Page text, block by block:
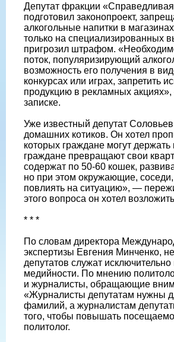
Депутат фракции
подготовил законопроект,
алкогольные напитки в
только на специализированных
пригрозил штрафом.
поток, популяризирующий
возможность его получения в
конкурсах или играх, запретить
продукцию в рекламных
записке.
Уже известный депутат
домашних котиков. Он хотел
которых граждане могут
граждане превращают свои
содержат по 50-60 кошек,
но при этом окружающие,
повлиять на ситуацию», —
этого вопроса он хотел
* * *
По словам директора
экспертизы Евгения Минченко,
депутатов служат
медийности. По мнению
и журналисты, обращающие
«Журналисты депутатам нужны
фамилий, а журналистам
того, чтобы повышать
политолог.